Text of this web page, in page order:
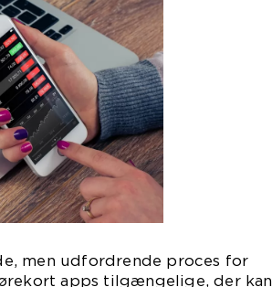
men udfordrende proces for
apps tilgængelige, der kan